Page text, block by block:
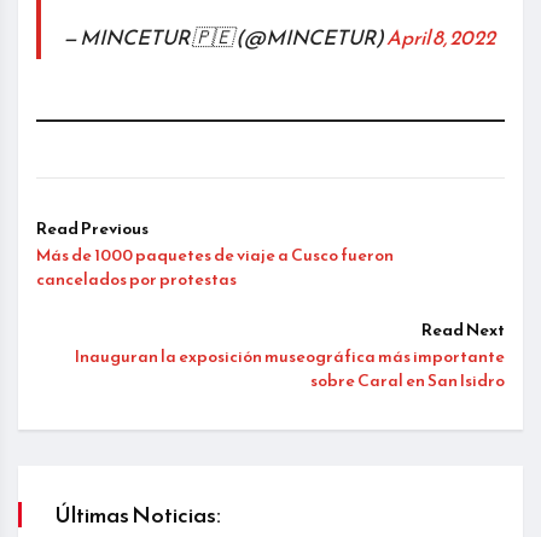
— MINCETUR 🇵🇪 (@MINCETUR)April 8, 2022
Read Previous
Más de 1000 paquetes de viaje a Cusco fueron
cancelados por protestas
Read Next
Inauguran la exposición museográfica más importante
sobre Caral en San Isidro
Últimas Noticias: